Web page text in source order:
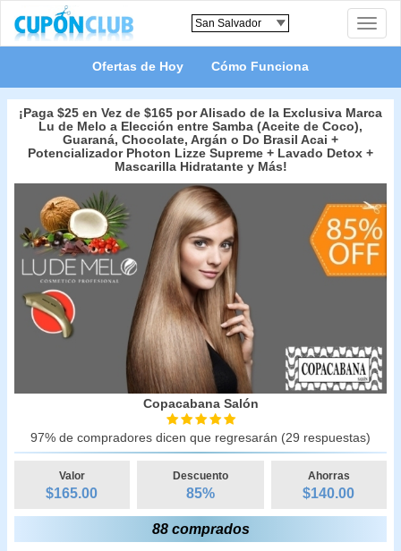
Toggle
Ofertas de Hoy Cómo Funciona
¡Paga $25 en Vez de $165 por Alisado de la Exclusiva Marca
Lu de Melo a Elección entre Samba (Aceite de Coco),
Guaraná, Chocolate, Argán o Do Brasil Acai +
Potencializador Photon Lizze Supreme + Lavado Detox +
Mascarilla Hidratante y Más!
Copacabana Salón
97% de compradores dicen que regresarán (29 respuestas)
Valor
$165.00
Descuento
85%
Ahorras
$140.00
88 comprados